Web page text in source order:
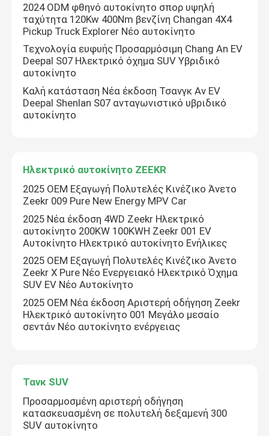
Ηλεκτρικό αυτοκίνητο ZEEKR
Τανκ SUV
Αυτοκίνητο BYD EV
Αυτοκίνητο με άλμα
Ηλεκτρικό αυτοκίνητο MG
Αυτοκίνητο άνοδος
Ηλεκτρικό αυτοκίνητο
2024 ODM φθηνό αυτοκίνητο σπορ υψηλή
ταχύτητα 120Kw 400Nm βενζίνη Changan 4X4
Pickup Truck Explorer Νέο αυτοκίνητο
Τεχνολογία ευφυής Προσαρμόσιμη Chang An EV
Deepal S07 Ηλεκτρικό όχημα SUV Υβριδικό
αυτοκίνητο
Καλή κατάσταση Νέα έκδοση Τσανγκ Αν EV
Deepal Shenlan S07 ανταγωνιστικό υβριδικό
αυτοκίνητο
Ηλεκτρικό αυτοκίνητο ZEEKR
2025 OEM Εξαγωγή Πολυτελές Κινέζικο Άνετο
Zeekr 009 Pure New Energy MPV Car
2025 Νέα έκδοση 4WD Zeekr Ηλεκτρικό
αυτοκίνητο 200KW 100KWH Zeekr 001 EV
Αυτοκίνητο Ηλεκτρικό αυτοκίνητο Ενήλικες
2025 OEM Εξαγωγή Πολυτελές Κινέζικο Άνετο
Zeekr X Pure Νέο Ενεργειακό Ηλεκτρικό Όχημα
SUV EV Νέο Αυτοκίνητο
2025 OEM Νέα έκδοση Αριστερή οδήγηση Zeekr
Ηλεκτρικό αυτοκίνητο 001 Μεγάλο μεσαίο
σεντάν Νέο αυτοκίνητο ενέργειας
Τανκ SUV
Προσαρμοσμένη αριστερή οδήγηση
κατασκευασμένη σε πολυτελή δεξαμενή 300
SUV αυτοκίνητο